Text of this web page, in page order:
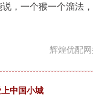
，一个猴一个溜法
辉煌优配
中国小城